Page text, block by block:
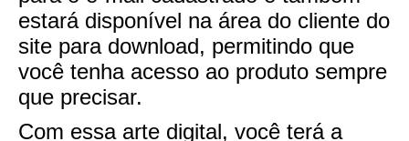
estará disponível na área do cliente do
site para download, permitindo que
você tenha acesso ao produto sempre
que precisar.
Com essa arte digital, você terá a